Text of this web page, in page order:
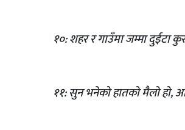
१०: शहर र गाउँमा जम्मा दुईटा
११: सुन भनेको हातको मैलो हो,